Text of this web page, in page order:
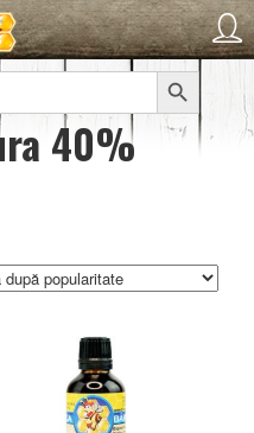
Search Button
40%